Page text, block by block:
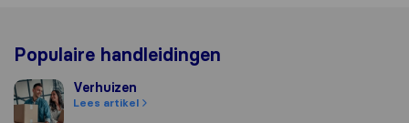
Populaire handleidingen
VerhuizenVerhuizen
Lees artikel